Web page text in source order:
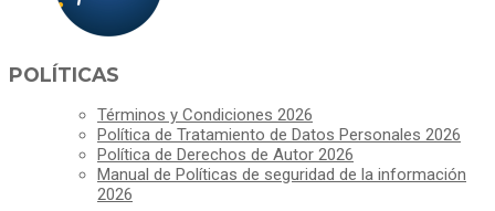
POLÍTICAS
Términos y Condiciones 2026
Política de Tratamiento de Datos Personales 2026
Política de Derechos de Autor 2026
Manual de Políticas de seguridad de la información
2026